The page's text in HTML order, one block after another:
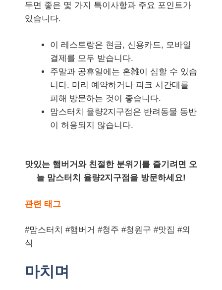
두면 좋은 몇 가지 특이사항과 주요 포인트가
있습니다.
이 레스토랑은 현금, 신용카드, 모바일
결제를 모두 받습니다.
주말과 공휴일에는 혼雑이 심할 수 있습
니다. 미리 예약하거나 피크 시간대를
피해 방문하는 것이 좋습니다.
맘스터치 율량2지구점은 반려동물 동반
이 허용되지 않습니다.
맛있는 햄버거와 친절한 분위기를 즐기려면 오
늘 맘스터치 율량2지구점을 방문하세요!
관련 태그
#맘스터치 #햄버거 #청주 #청원구 #맛집 #외
식
마치며